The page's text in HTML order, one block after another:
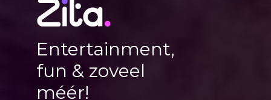
Entertainment,
fun & zoveel
méér!